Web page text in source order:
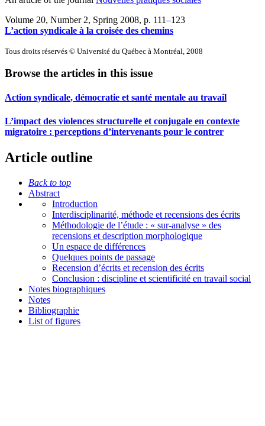
Volume 20, Number 2, Spring 2008, p. 111–123
L’action syndicale à la croisée des chemins
Tous droits réservés © Université du Québec à Montréal, 2008
Browse the articles in this issue
Action syndicale, démocratie et santé mentale au travail
L’impact des violences structurelle et conjugale en contexte
migratoire : perceptions d’intervenants pour le contrer
Article outline
Back to top
Abstract
Introduction
Interdisciplinarité, méthode et recensions des écrits
Méthodologie de l’étude : « sur-analyse » des
recensions et description morphologique
Un espace de différences
Quelques points de passage
Recension d’écrits et recension des écrits
Conclusion : discipline et scientificité en travail social
Notes biographiques
Notes
Bibliographie
List of figures